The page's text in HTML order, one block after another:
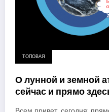
ТОПОВАЯ
О лунной и земной
сейчас и прямо